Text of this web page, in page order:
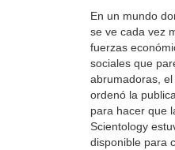
En un mundo
se ve cada vez
fuerzas
sociales que
abrumadoras, el
ordenó la
para hacer que
Scientology
disponible para